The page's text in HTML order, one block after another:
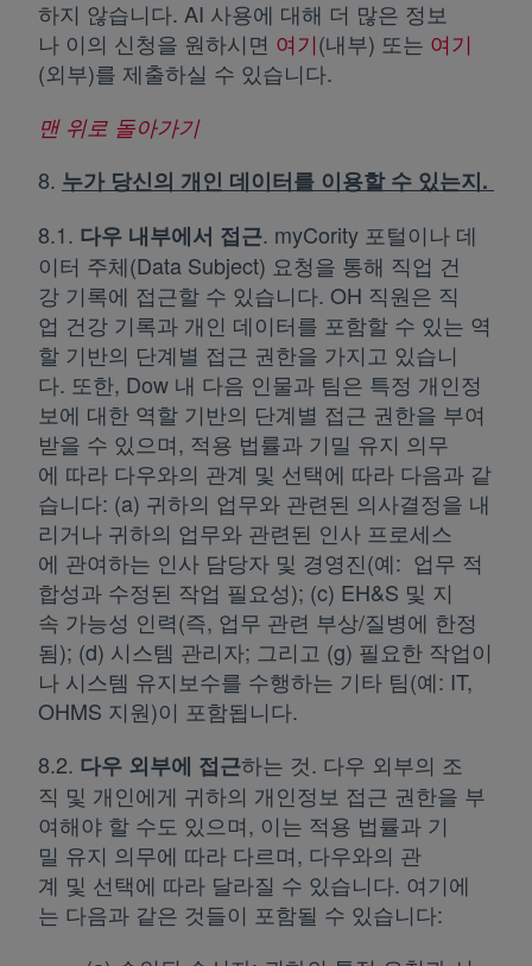
하지 않습니다. AI 사용에 대해 더 많은 정보
나 이의 신청을 원하시면 여기새 탭에서 열림
(내부) 또는 여기
(외부)를 제출하실 수 있습니다.
맨 위로 돌아가기
8. 누가 당신의 개인 데이터를 이용할 수 있는지.
8.1. 다우 내부에서 접근. myCority 포털이나 데
이터 주체(Data Subject) 요청을 통해 직업 건
강 기록에 접근할 수 있습니다. OH 직원은 직
업 건강 기록과 개인 데이터를 포함할 수 있는 역
할 기반의 단계별 접근 권한을 가지고 있습니
다. 또한, Dow 내 다음 인물과 팀은 특정 개인정
보에 대한 역할 기반의 단계별 접근 권한을 부여
받을 수 있으며, 적용 법률과 기밀 유지 의무
에 따라 다우와의 관계 및 선택에 따라 다음과 같
습니다: (a) 귀하의 업무와 관련된 의사결정을 내
리거나 귀하의 업무와 관련된 인사 프로세스
에 관여하는 인사 담당자 및 경영진(예: 업무 적
합성과 수정된 작업 필요성); (c) EH&S 및 지
속 가능성 인력(즉, 업무 관련 부상/질병에 한정
됨); (d) 시스템 관리자; 그리고 (g) 필요한 작업이
나 시스템 유지보수를 수행하는 기타 팀(예: IT,
OHMS 지원)이 포함됩니다.
8.2. 다우 외부에 접근하는 것. 다우 외부의 조
직 및 개인에게 귀하의 개인정보 접근 권한을 부
여해야 할 수도 있으며, 이는 적용 법률과 기
밀 유지 의무에 따라 다르며, 다우와의 관
계 및 선택에 따라 달라질 수 있습니다. 여기에
는 다음과 같은 것들이 포함될 수 있습니다: